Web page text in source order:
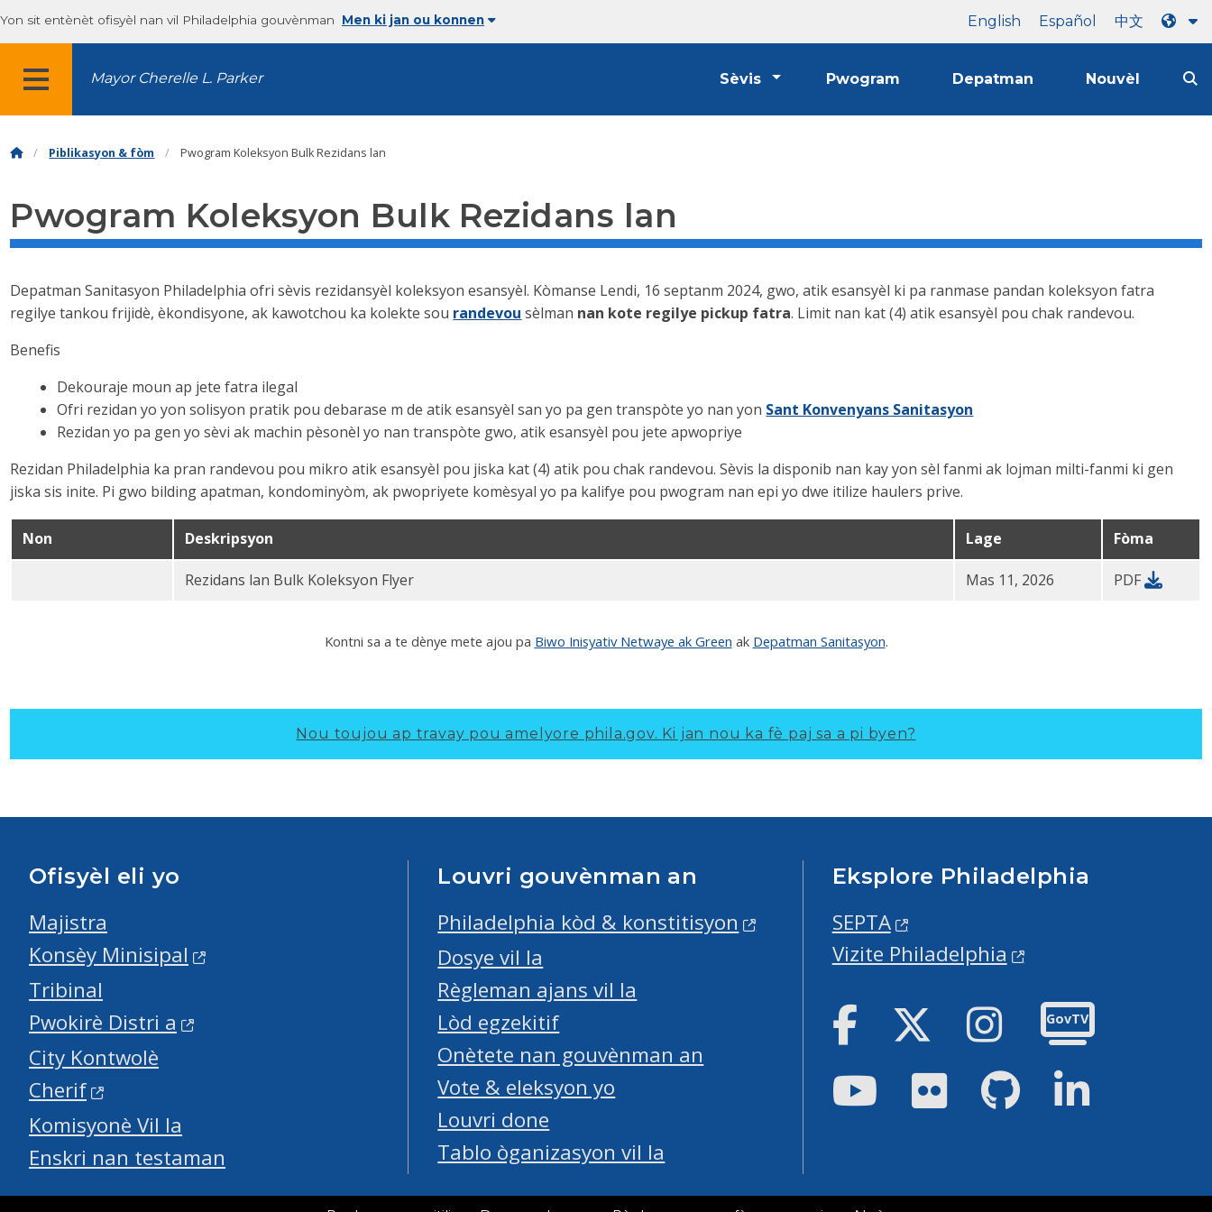
Yon sit entènèt ofisyèl nan vil Philadelphia gouvènman Men ki jan ou konnen English Español 中文
MENU
Mayor Cherelle L. Parker Sèvis Pwogram Depatman Nouvèl
Piblikasyon & fòm Pwogram Koleksyon Bulk Rezidans lan
Pwogram Koleksyon Bulk Rezidans lan
Depatman Sanitasyon Philadelphia ofri sèvis rezidansyèl koleksyon esansyèl. Kòmanse Lendi, 16 septanm 2024, gwo, atik esansyèl ki pa ranmase pandan koleksyon fatra
regilye tankou frijidè, èkondisyone, ak kawotchou ka kolekte sou randevou sèlman nan kote regilye pickup fatra. Limit nan kat (4) atik esansyèl pou chak randevou.
Benefis
Dekouraje moun ap jete fatra ilegal
Ofri rezidan yo yon solisyon pratik pou debarase m de atik esansyèl san yo pa gen transpòte yo nan yon Sant Konvenyans Sanitasyon
Rezidan yo pa gen yo sèvi ak machin pèsonèl yo nan transpòte gwo, atik esansyèl pou jete apwopriye
Rezidan Philadelphia ka pran randevou pou mikro atik esansyèl pou jiska kat (4) atik pou chak randevou. Sèvis la disponib nan kay yon sèl fanmi ak lojman milti-fanmi ki gen
jiska sis inite. Pi gwo bilding apatman, kondominyòm, ak pwopriyete komèsyal yo pa kalifye pou pwogram nan epi yo dwe itilize haulers prive.
Non Deskripsyon Lage Fòma
Rezidans lan Bulk Koleksyon Flyer PDF
Rezidans lan Bulk Koleksyon Flyer Mas 11, 2026 PDF
Kontni sa a te dènye mete ajou pa Biwo Inisyativ Netwaye ak Green ak Depatman Sanitasyon.
Nou toujou ap travay pou amelyore phila.gov. Ki jan nou ka fè paj sa a pi byen?
Ofisyèl eli yo
Majistra
Konsèy Minisipal
Tribinal
Pwokirè Distri a
City Kontwolè
Cherif
Komisyonè Vil la
Enskri nan testaman
Louvri gouvènman an
Philadelphia kòd & konstitisyon
Dosye vil la
Règleman ajans vil la
Lòd egzekitif
Onètete nan gouvènman an
Vote & eleksyon yo
Louvri done
Tablo òganizasyon vil la
Eksplore Philadelphia
SEPTA
Vizite Philadelphia
Facebook TwitterInstagram
GovTV
YoutubeFlickr GitHubLinkedIn